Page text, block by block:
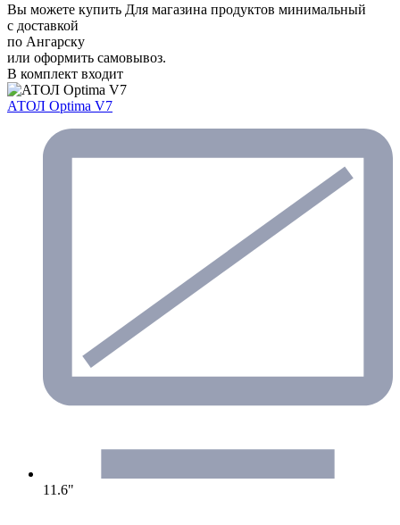
Вы можете купить Для магазина продуктов минимальный
с доставкой
по Ангарску
или оформить самовывоз.
В комплект входит
АТОЛ Optima V7
11.6"